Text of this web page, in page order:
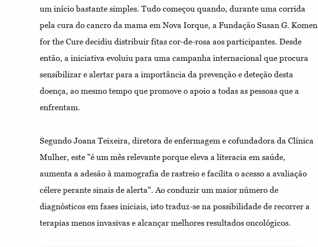
um início bastante simples. Tudo começou quando, durante uma corrida
pela cura do cancro da mama em Nova Iorque, a Fundação Susan G. Komen
for the Cure decidiu distribuir fitas cor-de-rosa aos participantes. Desde
então, a iniciativa evoluiu para uma campanha internacional que procura
sensibilizar e alertar para a importância da prevenção e deteção desta
doença, ao mesmo tempo que promove o apoio a todas as pessoas que a
enfrentam.
Segundo Joana Teixeira, diretora de enfermagem e cofundadora da Clínica
Mulher, este "é um mês relevante porque eleva a literacia em saúde,
aumenta a adesão à mamografia de rastreio e facilita o acesso a avaliação
célere perante sinais de alerta". Ao conduzir um maior número de
diagnósticos em fases iniciais, isto traduz-se na possibilidade de recorrer a
terapias menos invasivas e alcançar melhores resultados oncológicos.